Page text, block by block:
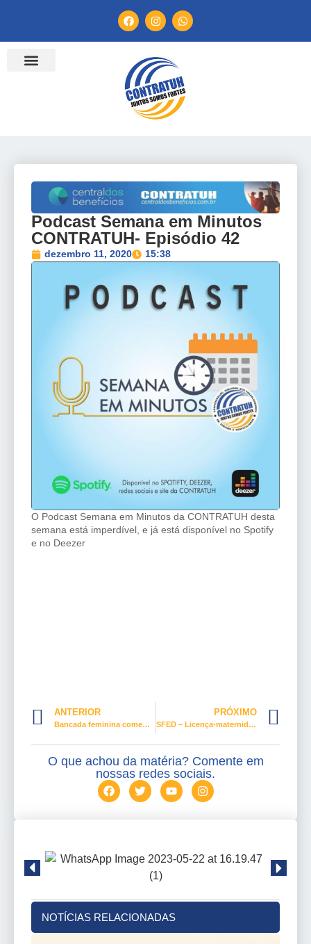
Podcast Semana em Minutos
CONTRATUH- Episódio 42
dezembro 11, 2020 15:38
O Podcast Semana em Minutos da CONTRATUH desta
semana está imperdível, e já está disponível no Spotify
e no Deezer
ANTERIOR
Bancada feminina comemora aprovação de nove projetos prioritários nesta quinta-feira
PRÓXIMO
SFED – Licença-maternidade passa a contar após alta da mãe ou do bebê, prevê projeto
O que achou da matéria? Comente em
nossas redes sociais.
NOTÍCIAS RELACIONADAS